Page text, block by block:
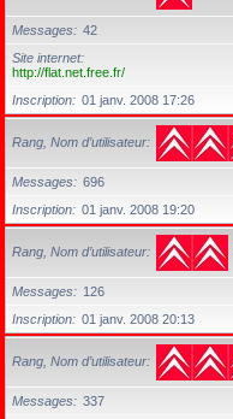
Messages
42
Site internet
http://flat.net.free.fr/
Inscription
01 janv. 2008 17:26
Rang, Nom d’utilisateur
Messages
696
Inscription
01 janv. 2008 19:20
Rang, Nom d’utilisateur
Messages
126
Inscription
01 janv. 2008 20:13
Rang, Nom d’utilisateur
Messages
337